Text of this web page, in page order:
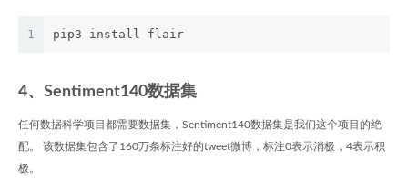
1 pip3 install flair
4、Sentiment140数据集
任何数据科学项目都需要数据集，Sentiment140数据集是我们这个项目的绝
配。 该数据集包含了160万条标注好的tweet微博，标注0表示消极，4表示积
极。